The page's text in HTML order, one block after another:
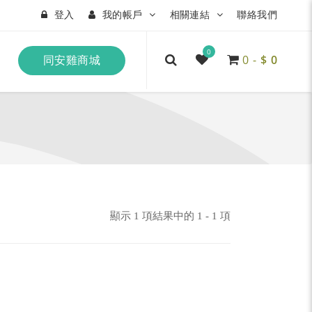
登入 我的帳戶 相關連結 聯絡我們
同安雞商城
0
0 - $ 0
顯示 1 項結果中的 1 - 1 項